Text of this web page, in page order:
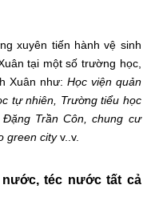
xuyên tiến hành vệ sinh
tại một số trường học,
Xuân như: Học viện quản
tự nhiên, Trường tiểu học
Trần Côn, chung cư
green cityv..v.
téc nước tất cả